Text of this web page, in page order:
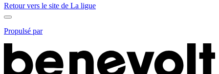
Retour vers le site de La ligue
Propulsé par